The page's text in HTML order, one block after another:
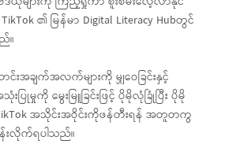
၏ မြန်မာ Digital Literacy Hubတွင်
။
အချက်အလက်များကို မျှဝေခြင်းနှင့်
ြုမှုကို မွေးမြူခြင်းဖြင့် ပိုမိုလုံခြုံပြီး ပိုမို
အသိုင်းအဝိုင်းကိုဖန်တီးရန် အတူတကွ
လိုက်ရပါသည်။